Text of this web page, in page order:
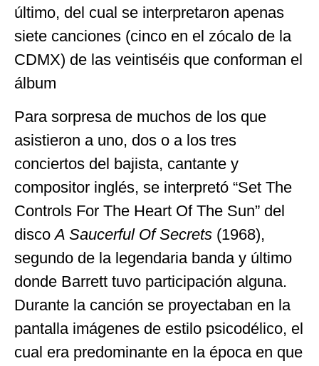
último, del cual se interpretaron apenas
siete canciones (cinco en el zócalo de la
CDMX) de las veintiséis que conforman el
álbum
Para sorpresa de muchos de los que
asistieron a uno, dos o a los tres
conciertos del bajista, cantante y
compositor inglés, se interpretó “Set The
Controls For The Heart Of The Sun” del
discoA Saucerful Of Secrets (1968),
segundo de la legendaria banda y último
donde Barrett tuvo participación alguna.
Durante la canción se proyectaban en la
pantalla imágenes de estilo psicodélico, el
cual era predominante en la época en que